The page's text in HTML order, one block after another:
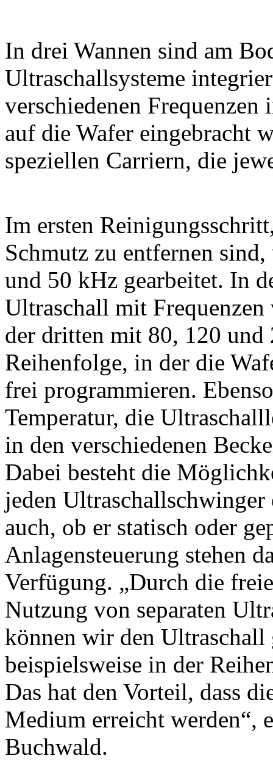
In drei Wannen sind am
Ultraschallsysteme
verschiedenen Frequenzen
auf die Wafer eingebracht
speziellen Carriern, die
Im ersten
Schmutz zu entfernen
und 50 kHz gearbeitet. In
Ultraschall mit
der dritten mit 80, 120 und
Reihenfolge, in der die
frei programmieren.
Temperatur, die
in den verschiedenen
Dabei besteht die
jeden
auch, ob er statisch oder
Anlagensteuerung stehen
Verfügung. „Durch die
Nutzung von separaten
können wir den
beispielsweise in der
Das hat den Vorteil, dass
Medium erreicht werden“,
Buchwald.